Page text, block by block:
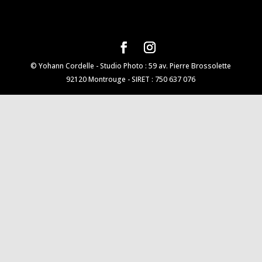
© Yohann Cordelle - Studio Photo : 59 av. Pierre Brossolette
92120 Montrouge - SIRET : 750 637 076